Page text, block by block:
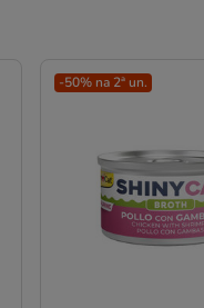
-50% na 2ª un.